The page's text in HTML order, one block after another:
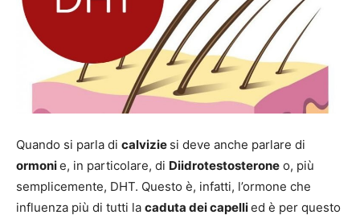
Quando si parla di calvizie si deve anche parlare di
ormonie, in particolare, di Diidrotestosterone o, più
semplicemente, DHT. Questo è, infatti, l’ormone che
influenza più di tutti la caduta dei capellied è per questo